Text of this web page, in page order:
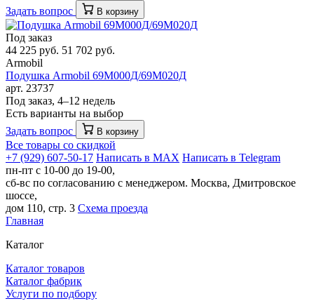
Задать вопрос
В корзину
Под заказ
44 225 руб. 51 702 руб.
Armobil
Подушка Armobil 69М000Д/69M020Д
арт. 23737
Под заказ, 4–12 недель
Есть варианты на выбор
Задать вопрос
В корзину
Все товары со скидкой
+7 (929) 607-50-17 Написать в MAX Написать в Telegram
пн-пт с 10-00 до 19-00,
сб-вс по согласованию с менеджером. Москва, Дмитровское
шоссе,
дом 110, стр. 3 Схема проезда
Главная
Каталог
Каталог товаров
Каталог фабрик
Услуги по подбору